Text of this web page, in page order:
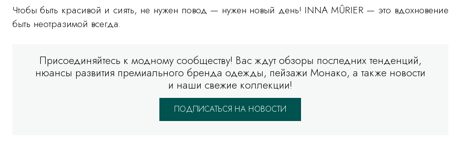
Чтобы быть красивой и сиять, не нужен повод — нужен новый день! INNA MÛRIER — это вдохновение
быть неотразимой всегда.
Присоединяйтесь к модному сообществу! Вас ждут обзоры последних тенденций,
нюансы развития премиального бренда одежды, пейзажи Монако, а также новости
и наши свежие коллекции!
ПОДПИСАТЬСЯ НА НОВОСТИ